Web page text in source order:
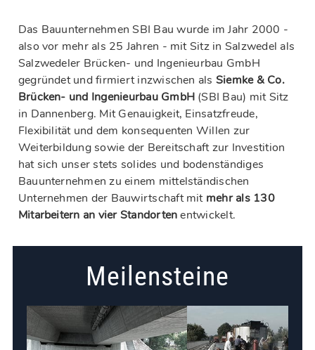
Das Bauunternehmen SBI Bau wurde im Jahr 2000 -
also vor mehr als 25 Jahren - mit Sitz in Salzwedel als
Salzwedeler Brücken- und Ingenieurbau GmbH
gegründet und firmiert inzwischen als Siemke & Co.
Brücken- und Ingenieurbau GmbH (SBI Bau) mit Sitz
in Dannenberg. Mit Genauigkeit, Einsatzfreude,
Flexibilität und dem konsequenten Willen zur
Weiterbildung sowie der Bereitschaft zur Investition
hat sich unser stets solides und bodenständiges
Bauunternehmen zu einem mittelständischen
Unternehmen der Bauwirtschaft mit mehr als 130
Mitarbeitern an vier Standortenentwickelt.
Meilensteine